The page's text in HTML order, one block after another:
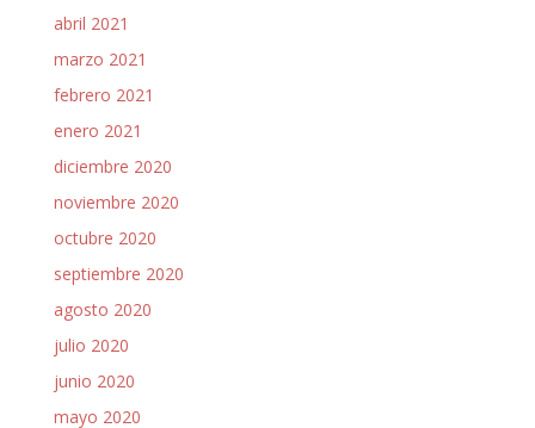
abril 2021
marzo 2021
febrero 2021
enero 2021
diciembre 2020
noviembre 2020
octubre 2020
septiembre 2020
agosto 2020
julio 2020
junio 2020
mayo 2020